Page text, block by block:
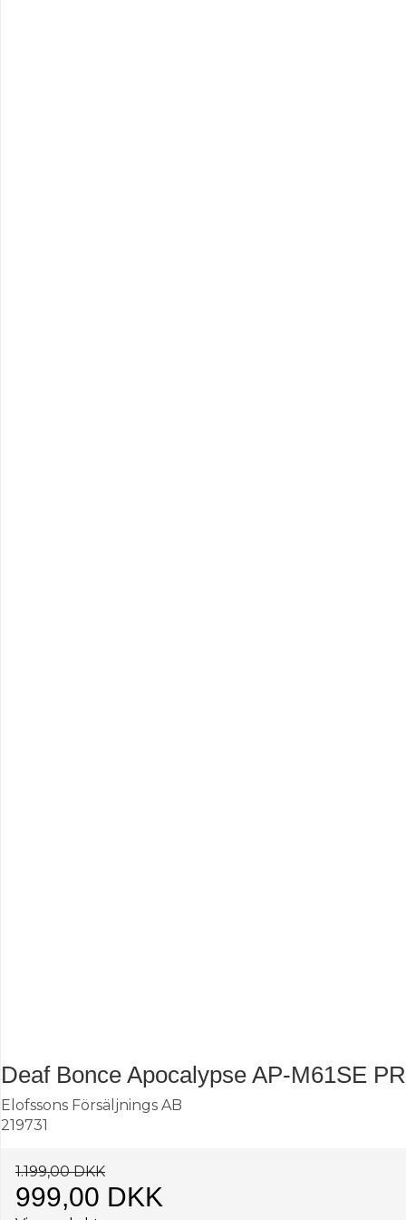
Deaf Bonce Apocalypse AP-M61SE
Elofssons Försäljnings AB
219731
1.199,00 DKK
999,00 DKK